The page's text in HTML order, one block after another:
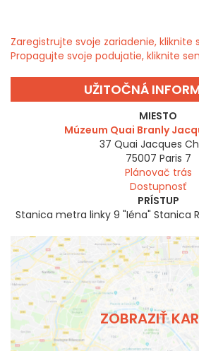
Zaregistrujte svoje zariadenie, kliknite
Propagujte svoje podujatie, kliknite
UŽITOČNÁ
MIESTO
Múzeum Quai Branly
37 Quai Jacques
75007 Paris 7
Plánovač trás
Dostupnosť
PRÍSTUP
Stanica metra linky 9 "Iéna" Stanica
ZOBRAZIŤ